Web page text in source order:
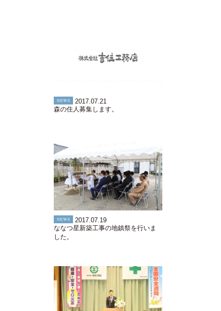
NEWS
2017.07.21
森の住人募集します。
NEWS
2017.07.19
ななつ星新築工事の地鎮祭を行いま
した。